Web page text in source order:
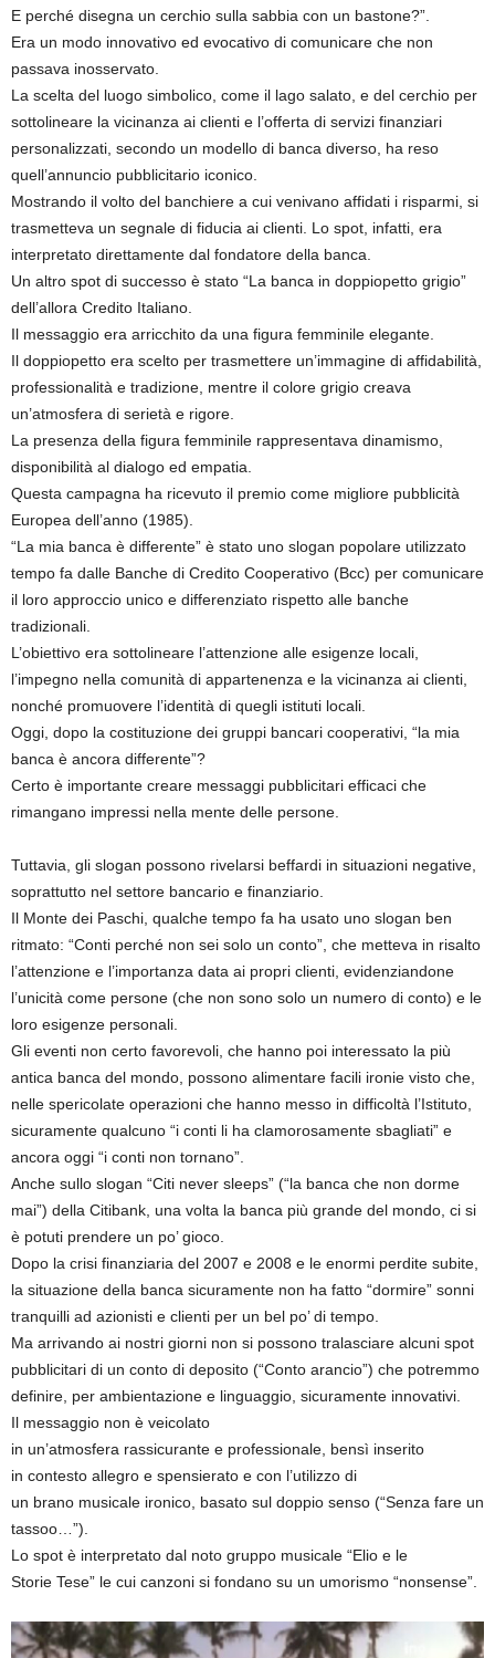
E perché disegna un cerchio sulla sabbia con un bastone?”.
Era un modo innovativo ed evocativo di comunicare che non
passava inosservato.
La scelta del luogo simbolico, come il lago salato, e del cerchio per
sottolineare la vicinanza ai clienti e l’offerta di servizi finanziari
personalizzati, secondo un modello di banca diverso, ha reso
quell’annuncio pubblicitario iconico.
Mostrando il volto del banchiere a cui venivano affidati i risparmi, si
trasmetteva un segnale di fiducia ai clienti. Lo spot, infatti, era
interpretato direttamente dal fondatore della banca.
Un altro spot di successo è stato “La banca in doppiopetto grigio”
dell’allora Credito Italiano.
Il messaggio era arricchito da una figura femminile elegante.
Il doppiopetto era scelto per trasmettere un’immagine di affidabilità,
professionalità e tradizione, mentre il colore grigio creava
un’atmosfera di serietà e rigore.
La presenza della figura femminile rappresentava dinamismo,
disponibilità al dialogo ed empatia.
Questa campagna ha ricevuto il premio come migliore pubblicità
Europea dell’anno (1985).
“La mia banca è differente” è stato uno slogan popolare utilizzato
tempo fa dalle Banche di Credito Cooperativo (Bcc) per comunicare
il loro approccio unico e differenziato rispetto alle banche
tradizionali.
L’obiettivo era sottolineare l’attenzione alle esigenze locali,
l’impegno nella comunità di appartenenza e la vicinanza ai clienti,
nonché promuovere l’identità di quegli istituti locali.
Oggi, dopo la costituzione dei gruppi bancari cooperativi, “la mia
banca è ancora differente”?
Certo è importante creare messaggi pubblicitari efficaci che
rimangano impressi nella mente delle persone.
Tuttavia, gli slogan possono rivelarsi beffardi in situazioni negative,
soprattutto nel settore bancario e finanziario.
Il Monte dei Paschi, qualche tempo fa ha usato uno slogan ben
ritmato: “Conti perché non sei solo un conto”, che metteva in risalto
l’attenzione e l’importanza data ai propri clienti, evidenziandone
l’unicità come persone (che non sono solo un numero di conto) e le
loro esigenze personali.
Gli eventi non certo favorevoli, che hanno poi interessato la più
antica banca del mondo, possono alimentare facili ironie visto che,
nelle spericolate operazioni che hanno messo in difficoltà l’Istituto,
sicuramente qualcuno “i conti li ha clamorosamente sbagliati” e
ancora oggi “i conti non tornano”.
Anche sullo slogan “Citi never sleeps” (“la banca che non dorme
mai”) della Citibank, una volta la banca più grande del mondo, ci si
è potuti prendere un po’ gioco.
Dopo la crisi finanziaria del 2007 e 2008 e le enormi perdite subite,
la situazione della banca sicuramente non ha fatto “dormire” sonni
tranquilli ad azionisti e clienti per un bel po’ di tempo.
Ma arrivando ai nostri giorni non si possono tralasciare alcuni spot
pubblicitari di un conto di deposito (“Conto arancio”) che potremmo
definire, per ambientazione e linguaggio, sicuramente innovativi.
Il messaggio non è veicolato
in un’atmosfera rassicurante e professionale, bensì inserito
in contesto allegro e spensierato e con l’utilizzo di
un brano musicale ironico, basato sul doppio senso (“Senza fare un
tassoo…”).
Lo spot è interpretato dal noto gruppo musicale “Elio e le
Storie Tese” le cui canzoni si fondano su un umorismo “nonsense”.